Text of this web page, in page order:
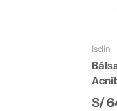
Isdin
S/